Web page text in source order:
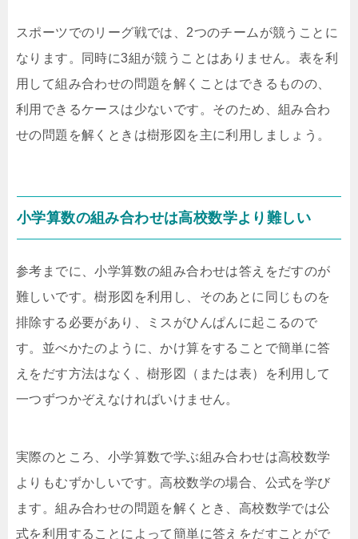
スポーツでのリーグ戦では、2つのチームが競うことに
なります。同時に3組が競うことはありません。表を利
用して組み合わせの問題を解くことはできるものの、
利用できるケースは少ないです。そのため、組み合わ
せの問題を解くときは樹形図を主に利用しましょう。
小学算数の組み合わせは高校数学より難しい
参考までに、小学算数の組み合わせは答えをだすのが
難しいです。樹形図を利用し、そのあとに同じものを
排除する必要があり、ミスがひんぱんに起こるので
す。並べかたのように、かけ算をすることで簡単に答
えをだす方法はなく、樹形図（または表）を利用して
一つずつかぞえなければいけません。
実際のところ、小学算数で学ぶ組み合わせは高校数学
よりもむずかしいです。高校数学の場合、公式を学び
ます。組み合わせの問題を解くとき、高校数学では公
式を利用することによって簡単に答えをだすことがで